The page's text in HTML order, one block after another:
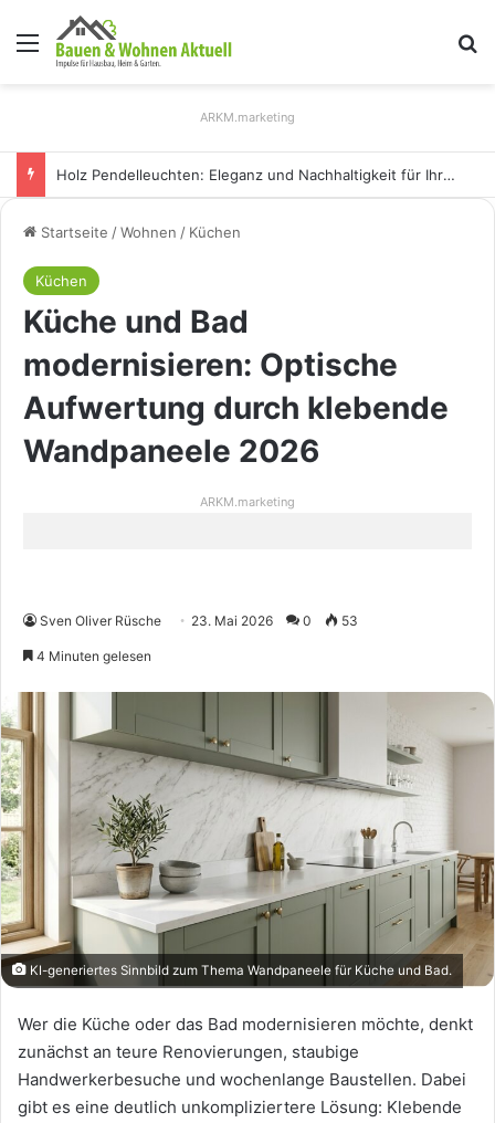
Menü
ARKM.marketing
Holz Pendelleuchten: Eleganz und Nachhaltigkeit für Ihr Zuhause
Startseite /Wohnen / Küchen
Küchen
Küche und Bad
modernisieren: Optische
Aufwertung durch klebende
Wandpaneele 2026
ARKM.marketing
Sven Oliver Rüsche 23. Mai 2026 0 53
4 Minuten gelesen
KI-generiertes Sinnbild zum Thema Wandpaneele für Küche und Bad.
Wer die Küche oder das Bad modernisieren möchte, denkt
zunächst an teure Renovierungen, staubige
Handwerkerbesuche und wochenlange Baustellen. Dabei
gibt es eine deutlich unkompliziertere Lösung: Klebende